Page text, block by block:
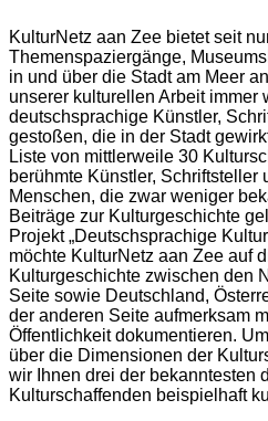
KulturNetz aan Zee bietet seit
Themenspaziergänge,
in und über die Stadt am Meer
unserer kulturellen Arbeit immer
deutschsprachige Künstler,
gestoßen, die in der Stadt
Liste von mittlerweile 30
berühmte Künstler, Schriftsteller
Menschen, die zwar weniger
Beiträge zur Kulturgeschichte
Projekt „Deutschsprachige
möchte KulturNetz aan Zee auf
Kulturgeschichte zwischen den
Seite sowie Deutschland,
der anderen Seite aufmerksam
Öffentlichkeit dokumentieren.
über die Dimensionen der
wir Ihnen drei der bekanntesten
Kulturschaffenden beispielhaft